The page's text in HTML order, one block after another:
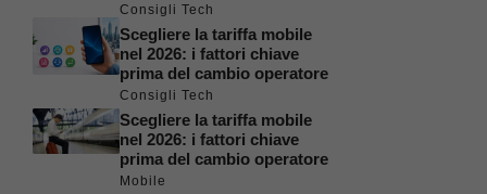
Consigli Tech
Scegliere la tariffa mobile
nel 2026: i fattori chiave
prima del cambio operatore
Consigli Tech
Scegliere la tariffa mobile
nel 2026: i fattori chiave
prima del cambio operatore
Mobile